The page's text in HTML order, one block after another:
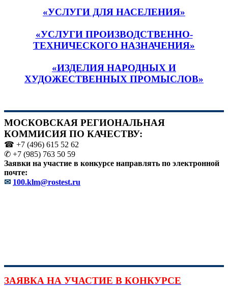
«УСЛУГИ ДЛЯ НАСЕЛЕНИЯ»
«УСЛУГИ ПРОИЗВОДСТВЕННО-
ТЕХНИЧЕСКОГО НАЗНАЧЕНИЯ»
«ИЗДЕЛИЯ НАРОДНЫХ И
ХУДОЖЕСТВЕННЫХ ПРОМЫСЛОВ»
МОСКОВСКАЯ РЕГИОНАЛЬНАЯ
КОММИСИЯ ПО КАЧЕСТВУ:
☎ +7 (496) 615 52 62
✆ +7 (985) 763 50 59
Заявки на участие в конкурсе направлять по электронной
почте:
✉ 100.klm@rostest.ru
ЗАЯВКА НА УЧАСТИЕ В КОНКУРСЕ